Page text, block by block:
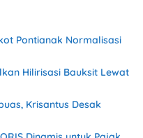
Pontianak Normalisasi
Hilirisasi Bauksit Lewat
Krisantus Desak